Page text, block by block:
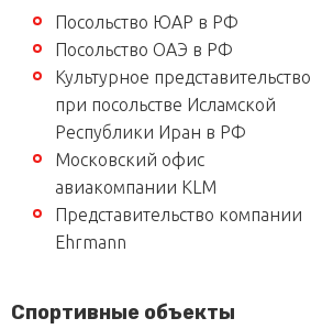
Посольство ЮАР в РФ
Посольство ОАЭ в РФ
Культурное представительство
при посольстве Исламской
Республики Иран в РФ
Московский офис
авиакомпании KLM
Представительство компании
Ehrmann
Спортивные объекты